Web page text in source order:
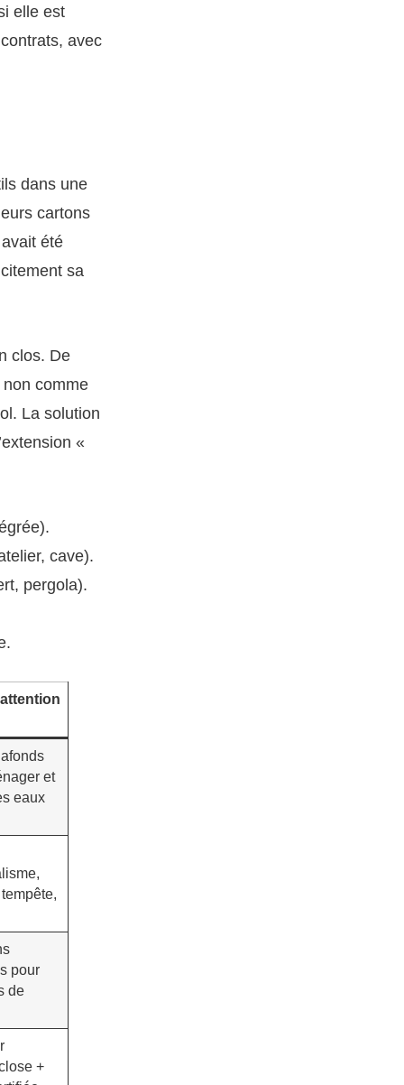
elle est
avec
dans une
cartons
été
sa
clos. De
comme
La solution
«
cave).
pergola).
et
eaux
pour
de
+